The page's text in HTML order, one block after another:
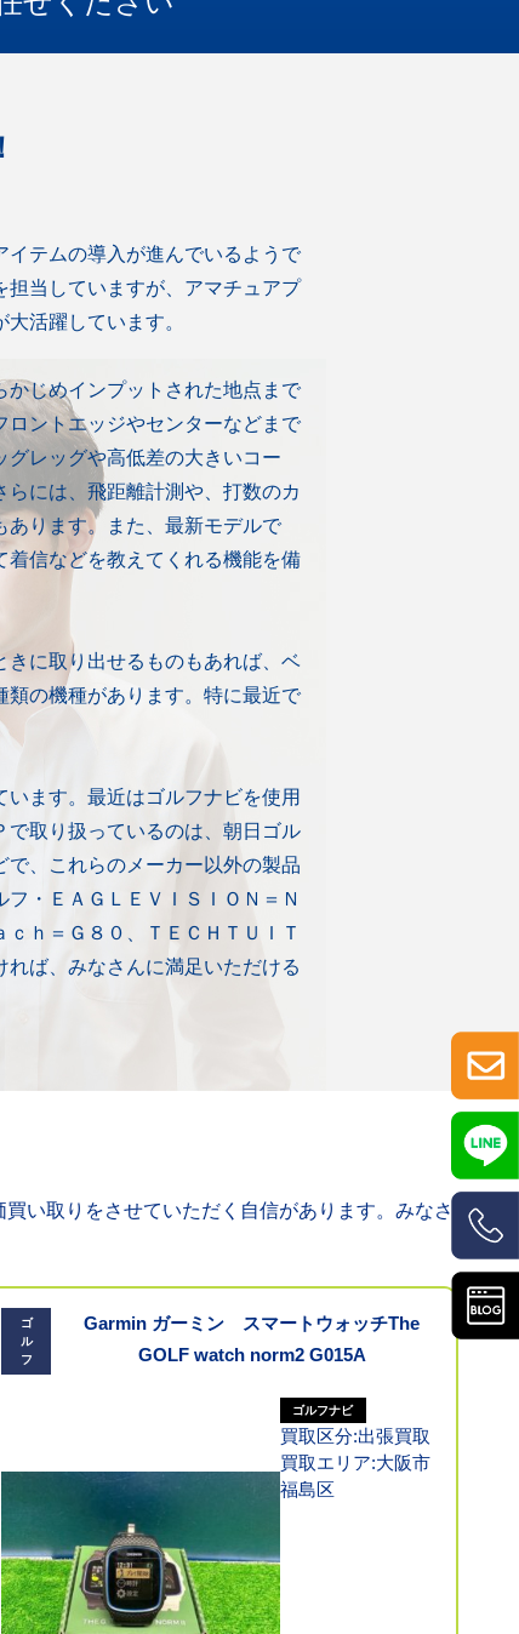
テムの導入が進んでいるようで
当していますが、アマチュアプ
活躍しています。
かじめインプットされた地点まで
ントエッジやセンターなどまで
レッグや高低差の大きいコー
には、飛距離計測や、打数のカ
あります。また、最新モデルで
信などを教えてくれる機能を備
きに取り出せるものもあれば、ベ
類の機種があります。特に最近で
ます。最近はゴルフナビを使用
取り扱っているのは、朝日ゴル
、これらのメーカー以外の製品
・ＥＡＧＬＥＶＩＳＩＯＮ＝Ｎ
ｈ＝Ｇ８０、ＴＥＣＨＴＵＩＴ
れば、みなさんに満足いただける
い取りをさせていただく自信があります。みなさまか
ゴ
ル
フ
Garmin ガーミン スマートウォッチThe
GOLF watch norm2 G015A
ゴルフナビ
買取区分:出張買取
買取エリア:大阪市
福島区